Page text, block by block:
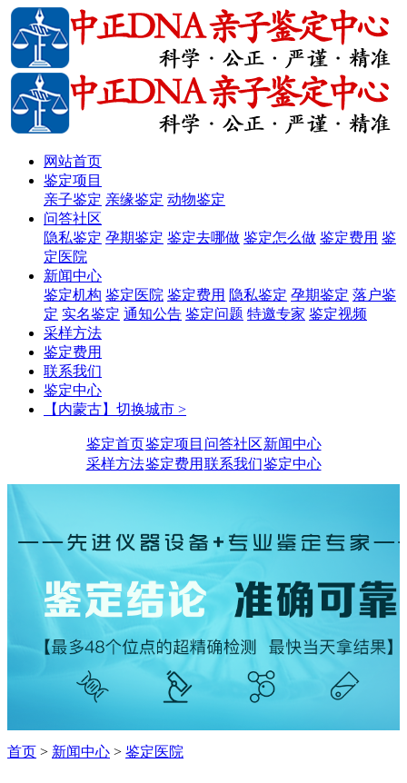
网站首页
鉴定项目
亲子鉴定 亲缘鉴定 动物鉴定
问答社区
隐私鉴定 孕期鉴定 鉴定去哪做 鉴定怎么做 鉴定费用 鉴
定医院
新闻中心
鉴定机构 鉴定医院 鉴定费用 隐私鉴定 孕期鉴定 落户鉴
定 实名鉴定 通知公告 鉴定问题 特邀专家 鉴定视频
采样方法
鉴定费用
联系我们
鉴定中心
【内蒙古】切换城市 >
鉴定首页鉴定项目 问答社区新闻中心
采样方法鉴定费用 联系我们鉴定中心
首页 > 新闻中心 > 鉴定医院